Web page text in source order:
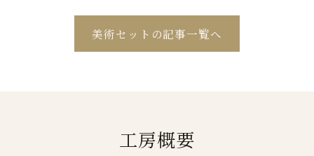
美術セットの記事一覧へ
工房概要